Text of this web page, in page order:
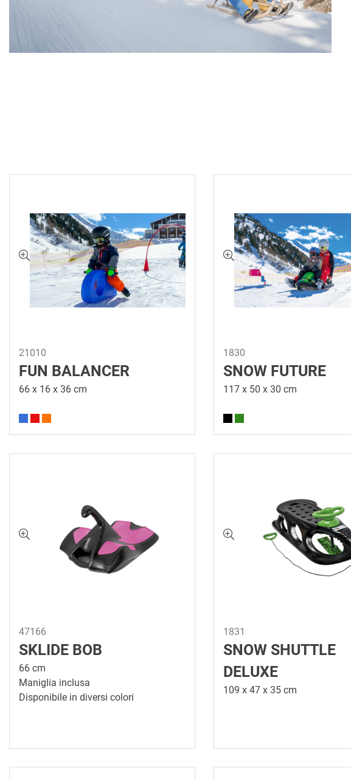
21010
FUN BALANCER
66 x 16 x 36 cm
1830
SNOW FUTURE
117 x 50 x 30 cm
47166
SKLIDE BOB
66 cm
Maniglia inclusa
Disponibile in diversi colori
1831
SNOW SHUTTLE
DELUXE
109 x 47 x 35 cm